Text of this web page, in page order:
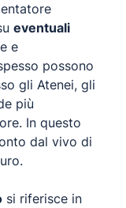
eventuali
e
possono
gli Atenei, gli
più
In questo
dal vivo di
si riferisce in